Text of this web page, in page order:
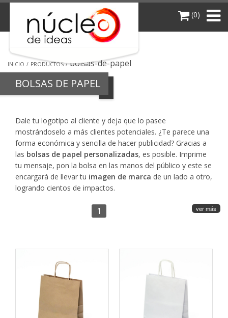
(0)
INICIO PRODUCTOS bolsas-de-papel
BOLSAS DE PAPEL
Dale tu logotipo al cliente y deja que lo pasee
mostrándoselo a más clientes potenciales. ¿Te parece una
forma económica y sencilla de hacer publicidad? Gracias a
las bolsas de papel personalizadas, es posible. Imprime
tu mensaje, pon la bolsa en las manos del público y este se
encargará de llevar tu imagen de marca de un lado a otro,
logrando cientos de impactos.
ver más
1